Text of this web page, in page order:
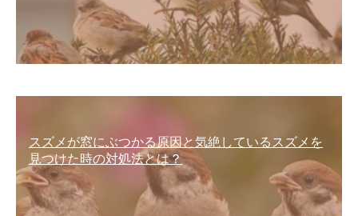
スズメが窓にぶつかる原因と気絶しているスズメを
見つけた時の対処法とは？